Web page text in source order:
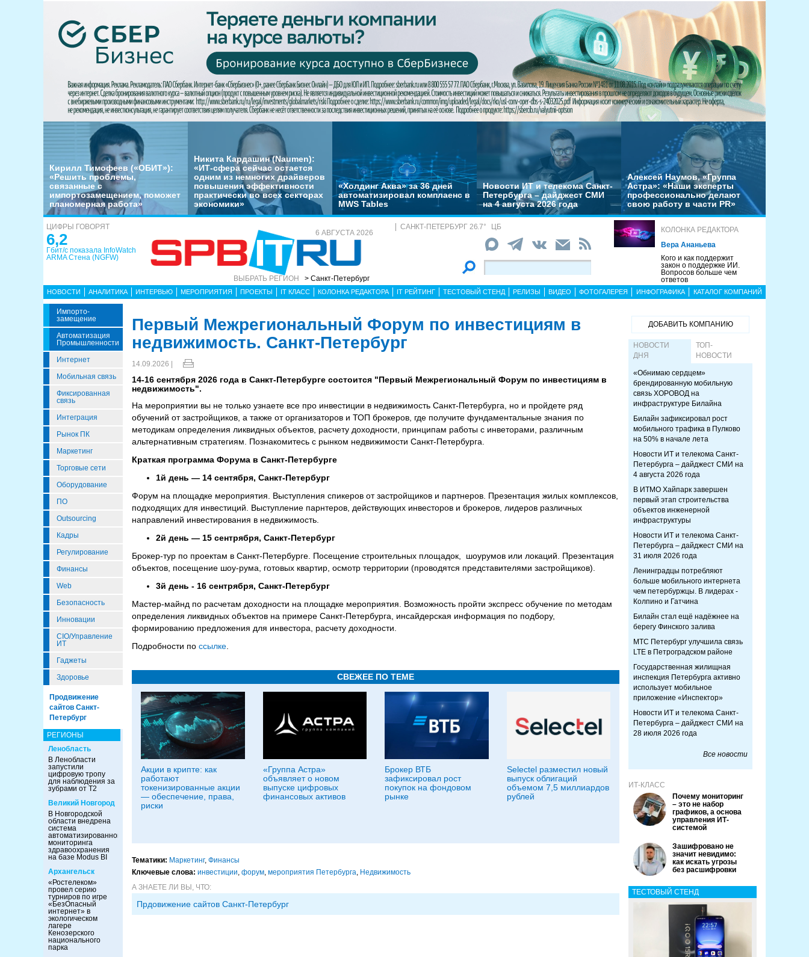
Кирилл Тимофеев («ОБИТ»):
«Решить проблемы,
связанные с
импортозамещением, поможет
планомерная работа»
Никита Кардашин (Naumen):
«ИТ-сфера сейчас остается
одним из немногих драйверов
повышения эффективности
практически во всех секторах
экономики»
«Холдинг Аква» за 36 дней
автоматизировал комплаенс в
MWS Tables
Новости ИТ и телекома Санкт-
Петербурга – дайджест СМИ
на 4 августа 2026 года
Алексей Наумов, «Группа
Астра»: «Наши эксперты
профессионально делают
свою работу в части PR»
ЦИФРЫ ГОВОРЯТ
6,2
Гбит/с показала InfoWatch
ARMA Стена (NGFW)
6 АВГУСТА 2026
ВЫБРАТЬ РЕГИОН > Санкт-Петербург
САНКТ-ПЕТЕРБУРГ 26.7° ЦБ
КОЛОНКА РЕДАКТОРА
Вера Ананьева
Кого и как поддержит
закон о поддержке ИИ.
Вопросов больше чем
ответов
НОВОСТИ АНАЛИТИКА ИНТЕРВЬЮ МЕРОПРИЯТИЯ ПРОЕКТЫ IT КЛАСС КОЛОНКА РЕДАКТОРА IT РЕЙТИНГ ТЕСТОВЫЙ СТЕНД РЕЛИЗЫ ВИДЕО ФОТОГАЛЕРЕЯ ИНФОГРАФИКА КАТАЛОГ КОМПАНИЙ
Импорто­
Замещение
Автоматизация
Промышленности
Интернет
Мобильная связь
Фиксированная
связь
Интеграция
Рынок ПК
Маркетинг
Торговые сети
Оборудование
ПО
Outsourcing
Кадры
Регулирование
Финансы
Web
Безопасность
Инновации
CIO/Управление
ИТ
Гаджеты
Здоровье
Продвижение
сайтов Санкт-
Петербург
РЕГИОНЫ
Ленобласть
В Ленобласти
запустили
цифровую тропу
для наблюдения за
зубрами от Т2
Великий Новгород
В Новгородской
области внедрена
система
автоматизированного
мониторинга
здравоохранения
на базе Modus BI
Архангельск
«Ростелеком»
провел серию
турниров по игре
«БезОпасный
интернет» в
экологическом
лагере
Кенозерского
национального
парка
Первый Межрегиональный Форум по инвестициям в
недвижимость. Санкт-Петербург
14.09.2026 |
14-16 сентября 2026 года в Санкт-Петербурге состоится "Первый Межрегиональный Форум по инвестициям в
недвижимость".
На мероприятии вы не только узнаете все про инвестиции в недвижимость Санкт-Петербурга, но и пройдете ряд
обучений от застройщиков, а также от организаторов и ТОП брокеров, где получите фундаментальные знания по
методикам определения ликвидных объектов, расчету доходности, принципам работы с инветорами, различным
альтернативным стратегиям. Познакомитесь с рынком недвижимости Санкт-Петербурга.
Краткая программа Форума в Санкт-Петербурге
1й день — 14 сентября, Санкт-Петербург
Форум на площадке мероприятия. Выступления спикеров от застройщиков и партнеров. Презентация жилых комплексов,
подходящих для инвестиций. Выступление парнтеров, действующих инвесторов и брокеров, лидеров различных
направлений инвестирования в недвижимость.
2й день — 15 сентрября, Санкт-Петербург
Брокер-тур по проектам в Санкт-Петербурге. Посещение строительных площадок, шоурумов или локаций. Презентация
объектов, посещение шоу-рума, готовых квартир, осмотр территории (проводятся представителями застройщиков).
3й день - 16 сентрября, Санкт-Петербург
Мастер-майнд по расчетам доходности на площадке мероприятия. Возможность пройти экспресс обучение по методам
определения ликвидных объектов на примере Санкт-Петербурга, инсайдерская информация по подбору,
формированию предложения для инвестора, расчету доходности.
Подробности по ссылке
СВЕЖЕЕ ПО ТЕМЕ
Акции в крипте: как
работают
токенизированные акции
— обеспечение, права,
риски
«Группа Астра»
объявляет о новом
выпуске цифровых
финансовых активов
Брокер ВТБ
зафиксировал рост
покупок на фондовом
рынке
Selectel разместил новый
выпуск облигаций
объемом 7,5 миллиардов
рублей
Тематики: Маркетинг, Финансы
Ключевые слова: инвестиции, форум, мероприятия Петербурга, Недвижимость
А ЗНАЕТЕ ЛИ ВЫ, ЧТО:
Прдовижение сайтов Санкт-Петербург
ДОБАВИТЬ КОМПАНИЮ
НОВОСТИ
ДНЯ
ТОП-
НОВОСТИ
«Обнимаю сердцем»
брендированную мобильную
связь ХОРОВОД на
инфраструктуре Билайна
Билайн зафиксировал рост
мобильного трафика в Пулково
на 50% в начале лета
Новости ИТ и телекома Санкт-
Петербурга – дайджест СМИ на
4 августа 2026 года
В ИТМО Хайпарк завершен
первый этап строительства
объектов инженерной
инфраструктуры
Новости ИТ и телекома Санкт-
Петербурга – дайджест СМИ на
31 июля 2026 года
Ленинградцы потребляют
больше мобильного интернета
чем петербуржцы. В лидерах -
Колпино и Гатчина
Билайн стал ещё надёжнее на
берегу Финского залива
МТС Петербург улучшила связь
LTE в Петроградском районе
Государственная жилищная
инспекция Петербурга активно
использует мобильное
приложение «Инспектор»
Новости ИТ и телекома Санкт-
Петербурга – дайджест СМИ на
28 июля 2026 года
Все новости
ИТ-КЛАСС
Почему мониторинг
– это не набор
графиков, а основа
управления ИТ-
системой
Зашифровано не
значит невидимо:
как искать угрозы
без расшифровки
ТЕСТОВЫЙ СТЕНД